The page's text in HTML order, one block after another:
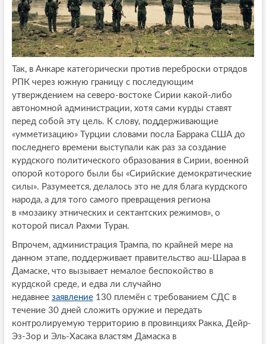
Так, в Анкаре категорически против переброски отрядов
РПК через южную границу с последующим
утверждением на северо-востоке Сирии какой-либо
автономной администрации, хотя сами курды ставят
перед собой эту цель. К слову, поддерживающие
«умметизацию» Турции словами посла Баррака США до
последнего времени выступали как раз за создание
курдского политического образования в Сирии, военной
опорой которого были бы «Сирийские демократические
силы». Разумеется, делалось это не для блага курдского
народа, а для того самого превращения региона
в «мозаику этнических и сектантских режимов», о
которой писал Рахми Туран.
Впрочем, администрация Трампа, по крайней мере на
данном этапе, поддерживает правительство аш-Шараа в
Дамаске, что вызывает немалое беспокойство в
курдской среде, и едва ли случайно
недавнее заявление130 племён с требованием СДС в
течение 30 дней сложить оружие и передать
контролируемую территорию в провинциях Ракка, Дейр-
Эз-Зор и Эль-Хасака властям Дамаска в